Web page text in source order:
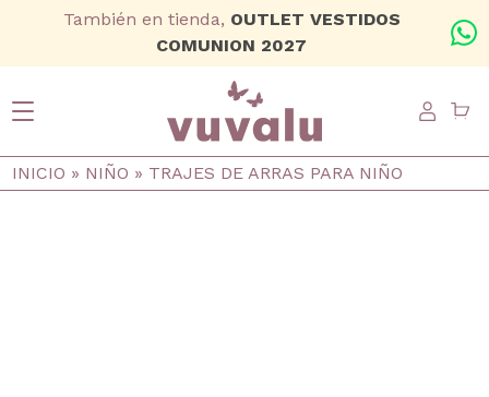
Ir al contenido principal
También en tienda, OUTLET VESTIDOS
COMUNION 2027
Ruta de navegación
INICIO NIÑO TRAJES DE ARRAS PARA NIÑO